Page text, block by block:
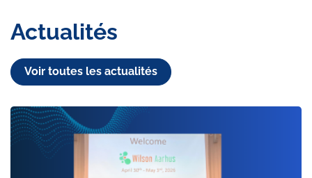
Actualités
Voir toutes les actualités